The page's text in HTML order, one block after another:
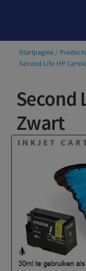
Startpagina /
Second Life HP
Second
Zwart